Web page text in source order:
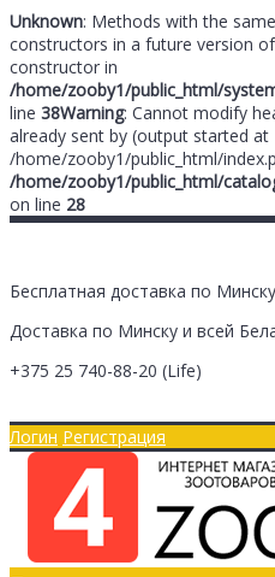
Unknown: Methods with the
constructors in a future version
constructor in
/home/zooby1/public_html/
line 38Warning: Cannot modify
already sent by (output started at
/home/zooby1/public_html/
/home/zooby1/public_html/
on line 28
Бесплатная доставка по
Доставка по Минску и всей
+375 25 740-88-20 (Life)
Логин Регистрация